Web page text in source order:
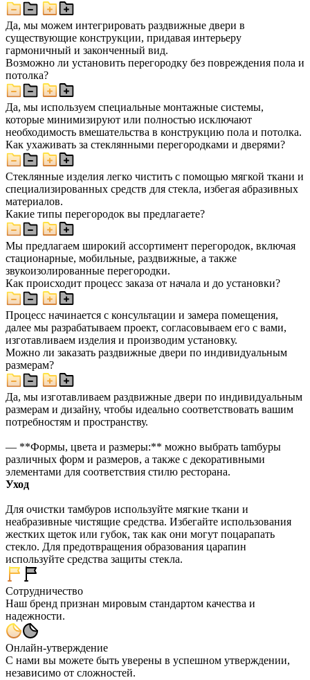
Да, мы можем интегрировать раздвижные двери в
существующие конструкции, придавая интерьеру
гармоничный и законченный вид.
Возможно ли установить перегородку без повреждения пола и
потолка?
Да, мы используем специальные монтажные системы,
которые минимизируют или полностью исключают
необходимость вмешательства в конструкцию пола и потолка.
Как ухаживать за стеклянными перегородками и дверями?
Стеклянные изделия легко чистить с помощью мягкой ткани и
специализированных средств для стекла, избегая абразивных
материалов.
Какие типы перегородок вы предлагаете?
Мы предлагаем широкий ассортимент перегородок, включая
стационарные, мобильные, раздвижные, а также
звукоизолированные перегородки.
Как происходит процесс заказа от начала и до установки?
Процесс начинается с консультации и замера помещения,
далее мы разрабатываем проект, согласовываем его с вами,
изготавливаем изделия и производим установку.
Можно ли заказать раздвижные двери по индивидуальным
размерам?
Да, мы изготавливаем раздвижные двери по индивидуальным
размерам и дизайну, чтобы идеально соответствовать вашим
потребностям и пространству.
— **Формы, цвета и размеры:** можно выбрать tamбypы
различных форм и размеров, а также с декоративными
элементами для соответствия стилю ресторана.
Уход
Для очистки тамбуров используйте мягкие ткани и
неабразивные чистящие средства. Избегайте использования
жестких щеток или губок, так как они могут поцарапать
стекло. Для предотвращения образования царапин
используйте средства защиты стекла.
Сотрудничество
Наш бренд признан мировым стандартом качества и
надежности.
Онлайн-утверждение
С нами вы можете быть уверены в успешном утверждении,
независимо от сложностей.